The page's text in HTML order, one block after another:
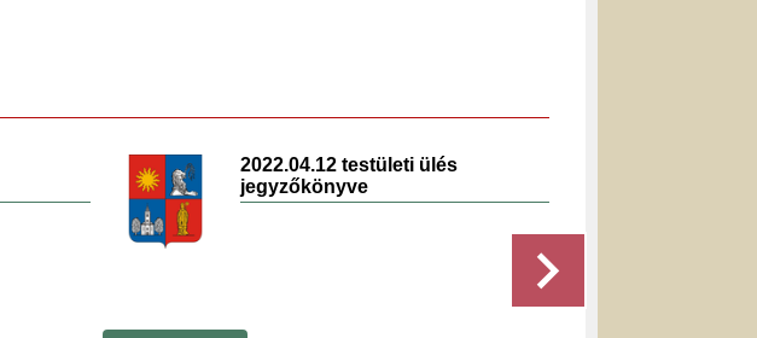
2022.04.12 testületi ülés
jegyzőkönyve